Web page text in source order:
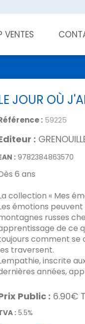
VENTES
JOUR OÙ
: 59225
:
: 9782384863570
6 ans
collection « Mes
émotions
russes
de ce
comment se
traversent.
inscrite
années,
Public : 6.90€
: 5.5%